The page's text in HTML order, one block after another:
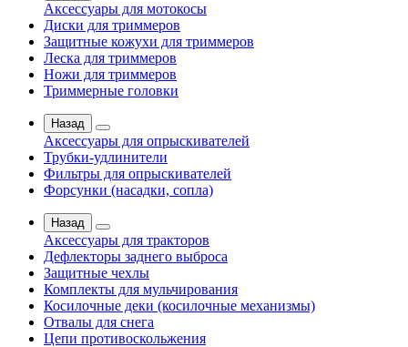
Аксессуары для мотокосы
Диски для триммеров
Защитные кожухи для триммеров
Леска для триммеров
Ножи для триммеров
Триммерные головки
Назад
Аксессуары для опрыскивателей
Трубки-удлинители
Фильтры для опрыскивателей
Форсунки (насадки, сопла)
Назад
Аксессуары для тракторов
Дефлекторы заднего выброса
Защитные чехлы
Комплекты для мульчирования
Косилочные деки (косилочные механизмы)
Отвалы для снега
Цепи противоскольжения